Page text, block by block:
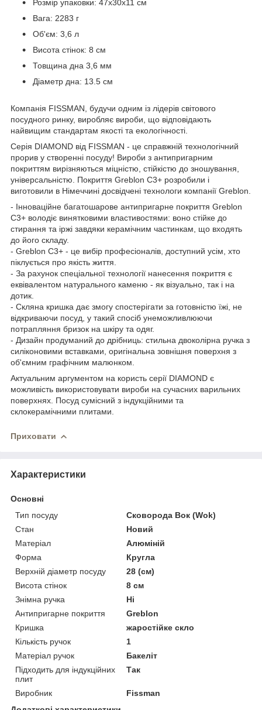
Розмір упаковки: 47x30x11 см
Вага: 2283 г
Об'єм: 3,6 л
Висота стінок: 8 см
Товщина дна 3,6 мм
Діаметр дна: 13.5 см
Компанія FISSMAN, будучи одним із лідерів світового
посудного ринку, виробляє вироби, що відповідають
найвищим стандартам якості та екологічності.
Серія DIAMOND від FISSMAN - це справжній технологічний
прорив у створенні посуду! Вироби з антипригарним
покриттям вирізняються міцністю, стійкістю до зношування,
універсальністю. Покриття Greblon С3+ розробили і
виготовили в Німеччині досвідчені технологи компанії Greblon.
- Інноваційне багатошарове антипригарне покриття Greblon
С3+ володіє винятковими властивостями: воно стійке до
стирання та іржі завдяки керамічним частинкам, що входять
до його складу.
- Greblon С3+ - це вибір професіоналів, доступний усім, хто
піклується про якість життя.
- За рахунок спеціальної технології нанесення покриття є
еквівалентом натурального каменю - як візуально, так і на
дотик.
- Скляна кришка дає змогу спостерігати за готовністю їжі, не
відкриваючи посуд, у такий спосіб унеможливлюючи
потрапляння бризок на шкіру та одяг.
- Дизайн продуманий до дрібниць: стильна двоколірна ручка з
силіконовими вставками, оригінальна зовнішня поверхня з
об'ємним графічним малюнком.
Актуальним аргументом на користь серії DIAMOND є
можливість використовувати вироби на сучасних варильних
поверхнях. Посуд сумісний з індукційними та
склокерамічними плитами.
Приховати
Характеристики
Основні
Тип посуду
Сковорода Вок (Wok)
Стан
Новий
Матеріал
Алюміній
Форма
Кругла
Верхній діаметр посуду
28 (см)
Висота стінок
8 см
Знімна ручка
Ні
Антипригарне покриття
Greblon
Кришка
жаростійке скло
Кількість ручок
1
Матеріал ручок
Бакеліт
Підходить для індукційних
плит
Так
Виробник
Fissman